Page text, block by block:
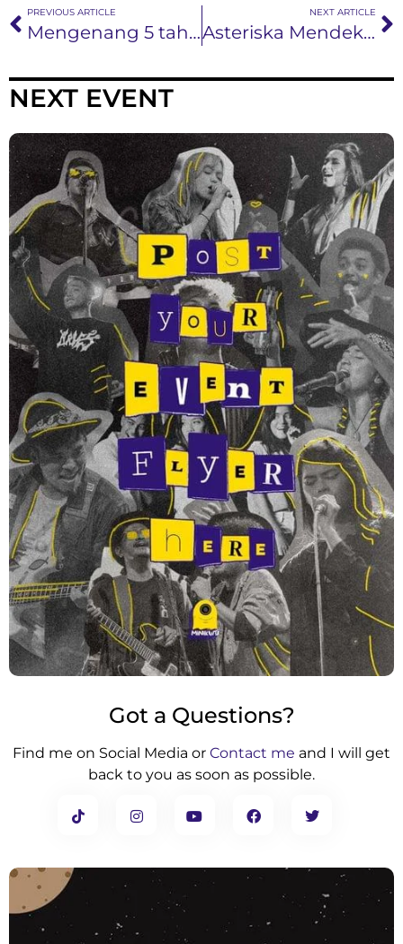
PREVIOUS ARTICLE
Mengenang 5 tahun kepergian Deddy Dores
NEXT ARTICLE
Asteriska Mendekatkan Diri ke Alam di Album Mini Baru Rumah Kita
NEXT EVENT
Got a Questions?
Find me on Social Media or Contact me and I will get
back to you as soon as possible.